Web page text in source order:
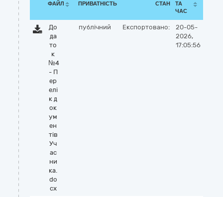
ФАЙЛ ПРИВАТНІСТЬ СТАН
ТА
ЧАС
До
да
то
к
№4
- П
ер
елі
к д
ок
ум
ен
тів
Уч
ас
ни
ка.
do
cx
публічний Експортовано:
20-05-
2026,
17:05:56